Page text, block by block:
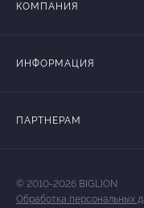
КОМПАНИЯ
ИНФОРМАЦИЯ
ПАРТНЕРАМ
© 2010-2026 BIGLION
Обработка персональных